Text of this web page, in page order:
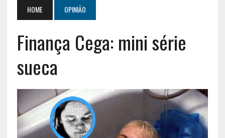
HOME OPINIÃO
Finança Cega: mini série
sueca